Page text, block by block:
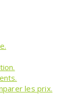
les prix.